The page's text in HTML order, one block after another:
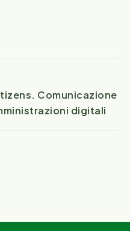
Comunicazione
digitali